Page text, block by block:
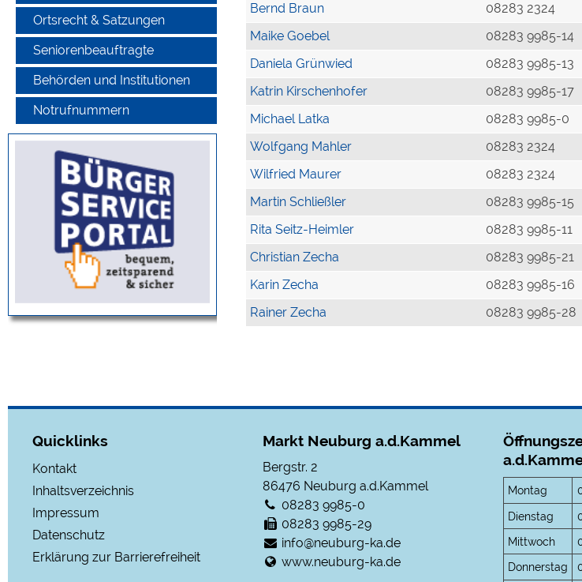
Ortsrecht & Satzungen
Seniorenbeauftragte
Behörden und Institutionen
Notrufnummern
Bernd Braun
08283 2324
Maike Goebel
08283 9985-14
Daniela Grünwied
08283 9985-13
Katrin Kirschenhofer
08283 9985-17
Michael Latka
08283 9985-0
Wolfgang Mahler
08283 2324
Wilfried Maurer
08283 2324
Martin Schließler
08283 9985-15
Rita Seitz-Heimler
08283 9985-11
Christian Zecha
08283 9985-21
Karin Zecha
08283 9985-16
Rainer Zecha
08283 9985-28
Quicklinks
Kontakt
Inhaltsverzeichnis
Impressum
Datenschutz
Erklärung zur Barrierefreiheit
Markt Neuburg a.d.Kammel
Bergstr. 2
86476 Neuburg a.d.Kammel
08283 9985-0
08283 9985-29
info@neuburg-ka.de
www.neuburg-ka.de
Montag
Dienstag
Mittwoch
Donnerstag